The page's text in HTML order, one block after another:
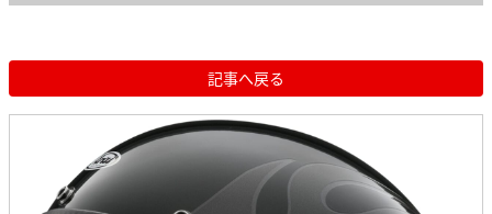
記事へ戻る